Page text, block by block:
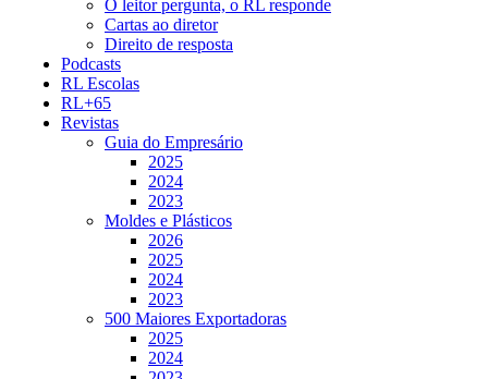
O leitor pergunta, o RL responde
Cartas ao diretor
Direito de resposta
Podcasts
RL Escolas
RL+65
Revistas
Guia do Empresário
2025
2024
2023
Moldes e Plásticos
2026
2025
2024
2023
500 Maiores Exportadoras
2025
2024